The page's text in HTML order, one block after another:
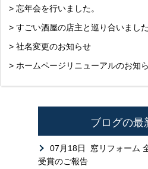
> 忘年会を行いました。
> すごい酒屋の店主と巡り合いました
> 社名変更のお知らせ
> ホームページリニューアルのお知
ブログの最
07月18日
窓リフォーム
受賞のご報告